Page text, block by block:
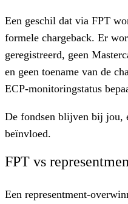
Een geschil dat via FPT
formele chargeback. Er
geregistreerd, geen
en geen toename van de
ECP-monitoringstatus
De fondsen blijven bij jou,
beïnvloed.
FPT vs
Een representment-